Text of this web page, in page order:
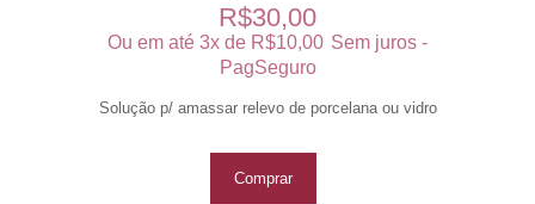
R$30,00
Ou em até 3x de R$10,00 Sem juros -
PagSeguro
Solução p/ amassar relevo de porcelana ou vidro
Comprar